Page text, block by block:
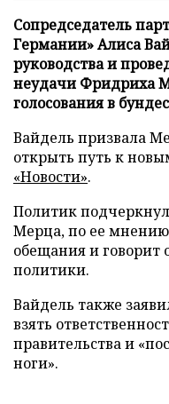
Сопредседатель
Германии» Алиса
руководства и
неудачи Фридриха
голосования в
Вайдель призвала
открыть путь к
«Новости».
Политик
Мерца, по ее
обещания и говорит
политики.
Вайдель также
взять
правительства и
ноги».